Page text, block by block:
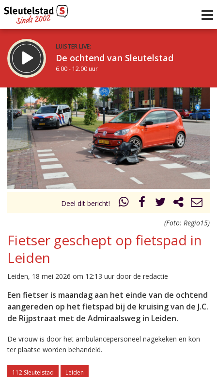
LUISTER LIVE:
De ochtend van Sleutelstad
6.00 - 12.00 uur
STRAKS:
De middag van Sleutelstad
12.00 - 19.00 uur
Vorig uur
uur 1 van 0 Volgend uur
Inklappen
Deel dit bericht!
(Foto: Regio15)
Fietser geschept op fietspad in
Leiden
Leiden, 18 mei 2026 om 12:13 uur door de redactie
Een fietser is maandag aan het einde van de ochtend
aangereden op het fietspad bij de kruising van de J.C.
de Rijpstraat met de Admiraalsweg in Leiden.
De vrouw is door het ambulancepersoneel nagekeken en kon
ter plaatse worden behandeld.
112 Sleutelstad Leiden